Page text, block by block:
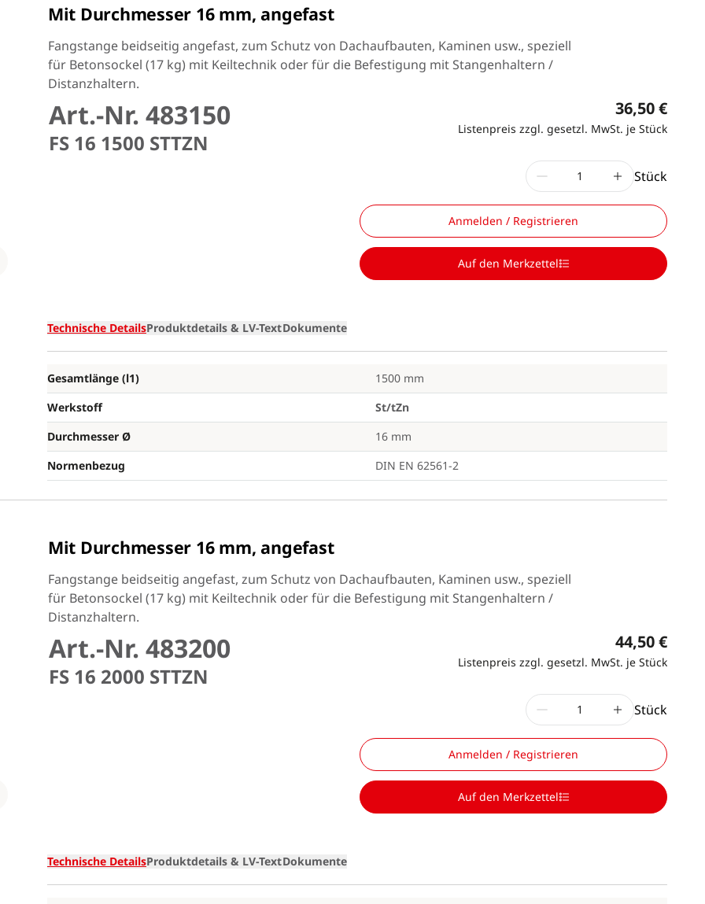
Mit Durchmesser 16 mm, angefast
Fangstange beidseitig angefast, zum Schutz von Dachaufbauten, Kaminen usw., speziell
für Betonsockel (17 kg) mit Keiltechnik oder für die Befestigung mit Stangenhaltern /
Distanzhaltern.
Art.-Nr. 483150
FS 16 1500 STTZN
36,50 €
Listenpreis zzgl. gesetzl. MwSt. je Stück
Stück
Anmelden / Registrieren
Auf den Merkzettel
Technische DetailsProduktdetails & LV-TextDokumente
Gesamtlänge (l1)
1500 mm
Werkstoff
St/tZn
Durchmesser Ø
16 mm
Normenbezug
DIN EN 62561-2
Mit Durchmesser 16 mm, angefast
Fangstange beidseitig angefast, zum Schutz von Dachaufbauten, Kaminen usw., speziell
für Betonsockel (17 kg) mit Keiltechnik oder für die Befestigung mit Stangenhaltern /
Distanzhaltern.
Art.-Nr. 483200
FS 16 2000 STTZN
44,50 €
Listenpreis zzgl. gesetzl. MwSt. je Stück
Stück
Anmelden / Registrieren
Auf den Merkzettel
Technische DetailsProduktdetails & LV-TextDokumente